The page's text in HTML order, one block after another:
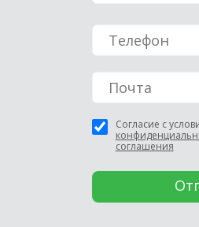
Согласие с
соглашения